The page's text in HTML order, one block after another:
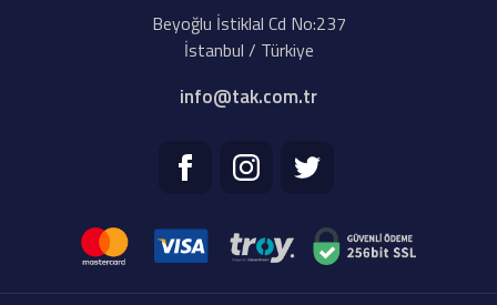
Beyoğlu İstiklal Cd No:237
İstanbul / Türkiye
info@tak.com.tr